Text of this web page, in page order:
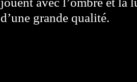
d’une grande qualité.